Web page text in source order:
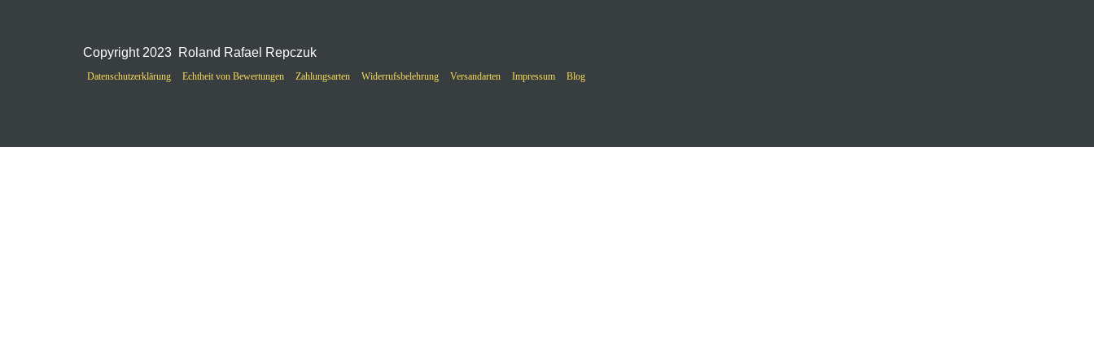
Copyright 2023 Roland Rafael Repczuk
Datenschutzerklärung Echtheit von Bewertungen Zahlungsarten Widerrufsbelehrung Versandarten Impressum Blog